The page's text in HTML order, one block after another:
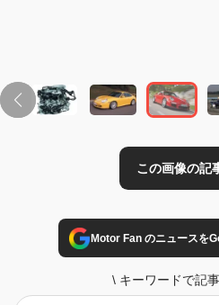
Motor Fan のニュースを
\ キーワードで記